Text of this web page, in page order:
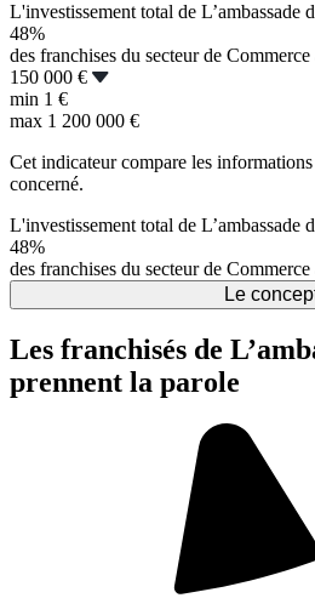
L'investissement total de L’ambassade
48%
des franchises du secteur de
150 000 €
min 1 €
max 1 200 000 €
Cet indicateur compare les
concerné.
L'investissement total de L’ambassade
48%
des franchises du secteur de
Le
Les franchisés de
prennent la parole